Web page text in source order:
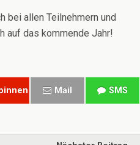
bei allen Teilnehmern und
auf das kommende Jahr!
Mail SMS